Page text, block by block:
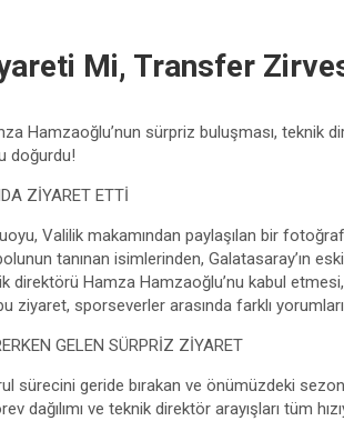
Mi, Transfer
Hamzaoğlu’nun sürpriz buluşması, teknik
doğurdu!
ZİYARET ETTİ
Valilik makamından paylaşılan bir
tanınan isimlerinden, Galatasaray’ın
direktörü Hamza Hamzaoğlu’nu kabul
ziyaret, sporseverler arasında farklı
GELEN SÜRPRİZ ZİYARET
sürecini geride bırakan ve önümüzdeki
dağılımı ve teknik direktör arayışları tüm